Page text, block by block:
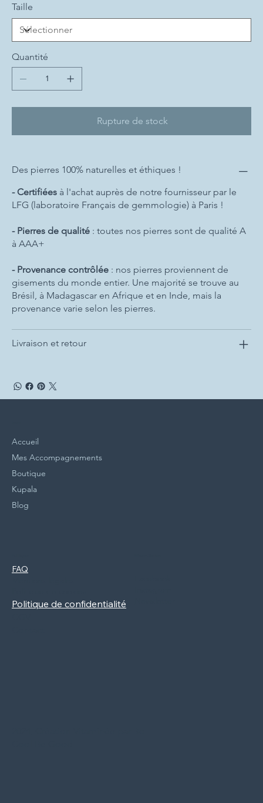
Taille
Quantité
Rupture de stock
Des pierres 100% naturelles et éthiques !
- Certifiées à l'achat auprès de notre fournisseur par le
LFG (laboratoire Français de gemmologie) à Paris !
- Pierres de qualité : toutes nos pierres sont de qualité A
à AAA+
- Provenance contrôlée : nos pierres proviennent de
gisements du monde entier. Une majorité se trouve au
Brésil, à Madagascar en Afrique et en Inde, mais la
provenance varie selon les pierres.
Livraison et retour
Accueil
Mes Accompagnements
Boutique
Kupala
Blog
FAQ
Politique de confidentialité